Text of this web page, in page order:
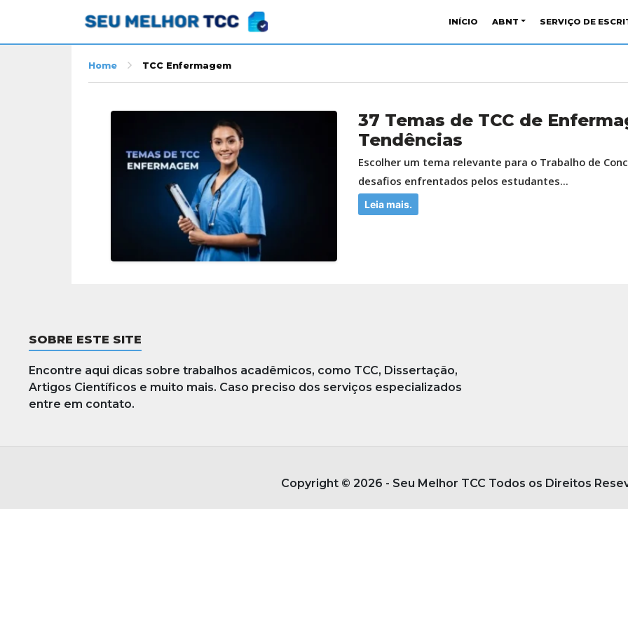
INÍCIO ABNT SERVIÇO DE
Home TCC Enfermagem
37 Temas de TCC de
Tendências
Escolher um tema relevante para o Trabalho de
desafios enfrentados pelos estudantes...
Leia mais.
SOBRE ESTE SITE
Encontre aqui dicas sobre trabalhos acadêmicos, como TCC, Dissertação,
Artigos Científicos e muito mais. Caso preciso dos serviços especializados
entre em contato.
Copyright © 2026 - Seu Melhor TCC Todos os Direitos